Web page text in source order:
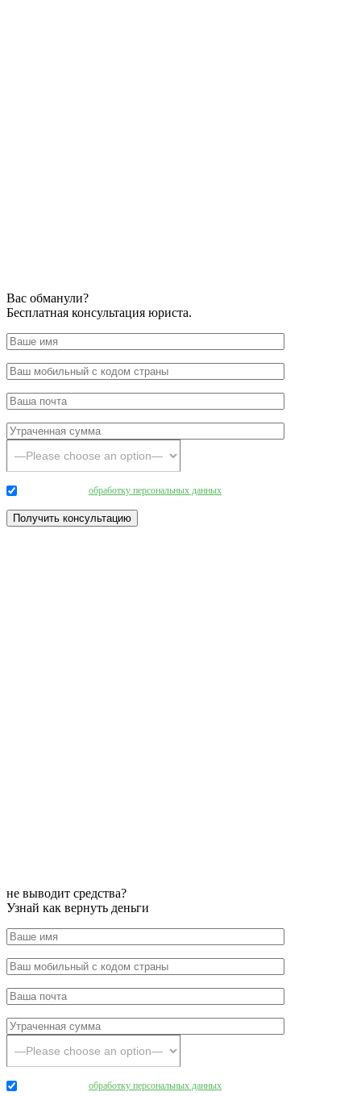
Вас обманули?
Бесплатная консультация юриста.
обработку персональных данных
не выводит средства?
Узнай как вернуть деньги
обработку персональных данных